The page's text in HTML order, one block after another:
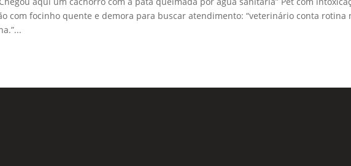
com focinho quente e demora para buscar atendimento: “veterinário conta rotina